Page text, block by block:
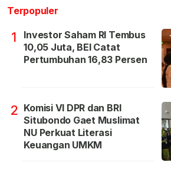
Terpopuler
1
Investor Saham RI Tembus
10,05 Juta, BEI Catat
Pertumbuhan 16,83 Persen
2 Komisi VI DPR dan BRI
Situbondo Gaet Muslimat
NU Perkuat Literasi
Keuangan UMKM